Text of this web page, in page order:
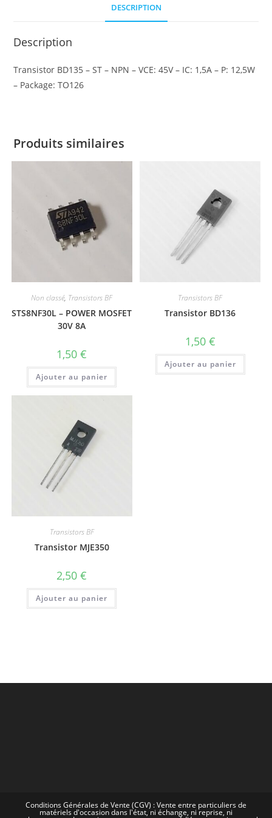
DESCRIPTION
Description
Transistor BD135 – ST – NPN – VCE: 45V – IC: 1,5A – P: 12,5W
– Package: TO126
Produits similaires
Non classé, Transistors BF
STS8NF30L – POWER MOSFET
30V 8A
1,50€
Ajouter au panier
Transistors BF
Transistor BD136
1,50 €
Ajouter au panier
Transistors BF
Transistor MJE350
2,50€
Ajouter au panier
Conditions Générales de Vente (CGV) : Vente entre particuliers de
matériels d'occasion dans l'état, ni échange, ni reprise, ni